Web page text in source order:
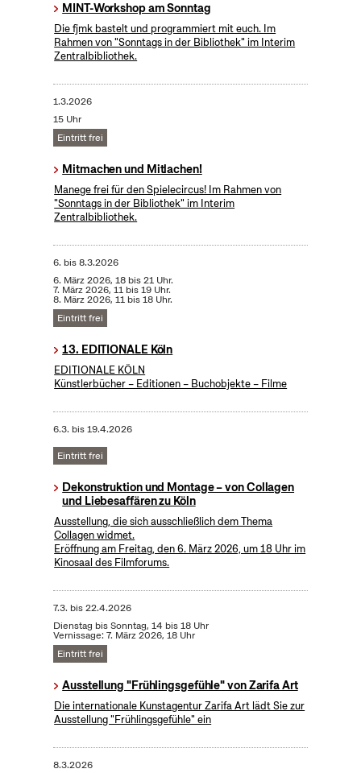
MINT-Workshop am Sonntag
Die fjmk bastelt und programmiert mit euch. Im
Rahmen von "Sonntags in der Bibliothek" im Interim
Zentralbibliothek.
1.3.2026
15 Uhr
Eintritt frei
Mitmachen und Mitlachen!
Manege frei für den Spielecircus! Im Rahmen von
"Sonntags in der Bibliothek" im Interim
Zentralbibliothek.
6. bis8.3.2026
6. März 2026, 18 bis 21 Uhr.
7. März 2026, 11 bis 19 Uhr.
8. März 2026, 11 bis 18 Uhr.
Eintritt frei
13. EDITIONALE Köln
EDITIONALE KÖLN
Künstlerbücher – Editionen – Buchobjekte – Filme
6.3. bis19.4.2026
Eintritt frei
Dekonstruktion und Montage – von Collagen
und Liebesaffären zu Köln
Ausstellung, die sich ausschließlich dem Thema
Collagen widmet.
Eröffnung am Freitag, den 6. März 2026, um 18 Uhr im
Kinosaal des Filmforums.
7.3. bis22.4.2026
Dienstag bis Sonntag, 14 bis 18 Uhr
Vernissage: 7. März 2026, 18 Uhr
Eintritt frei
Ausstellung "Frühlingsgefühle" von Zarifa Art
Die internationale Kunstagentur Zarifa Art lädt Sie zur
Ausstellung "Frühlingsgefühle" ein
8.3.2026